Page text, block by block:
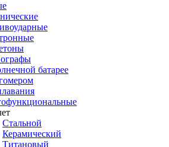
батарее
Стальной
Керамический
Титановый